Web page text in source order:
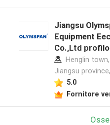
Jiangsu
Equipment
Co.,Ltd
produttore
Henglin
Jiangsu
5.0
Fornitore